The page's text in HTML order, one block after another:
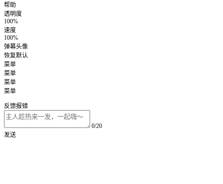
帮助
透明度
100%
速度
100%
弹幕头像
恢复默认
菜单
菜单
菜单
菜单
反馈报错
0/20
发送